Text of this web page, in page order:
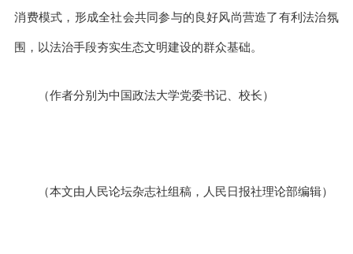
消费模式，形成全社会共同参与的良好风尚营造了有利法治氛
围，以法治手段夯实生态文明建设的群众基础。
（作者分别为中国政法大学党委书记、校长）
（本文由人民论坛杂志社组稿，人民日报社理论部编辑）